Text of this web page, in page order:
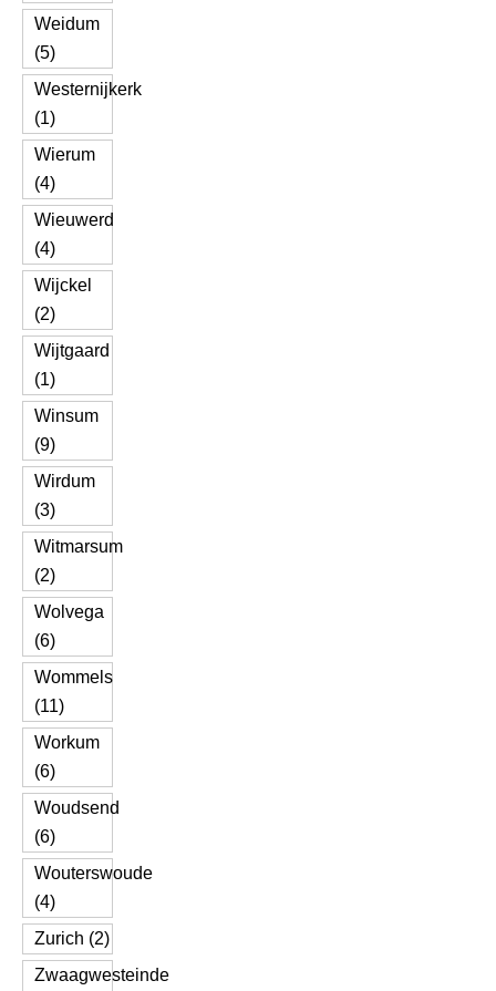
Weidum
(5)
Westernijkerk
(1)
Wierum
(4)
Wieuwerd
(4)
Wijckel
(2)
Wijtgaard
(1)
Winsum
(9)
Wirdum
(3)
Witmarsum
(2)
Wolvega
(6)
Wommels
(11)
Workum
(6)
Woudsend
(6)
Wouterswoude
(4)
Zurich (2)
Zwaagwesteinde